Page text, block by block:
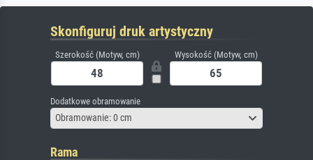
Skonfiguruj druk artystyczny
Szerokość (Motyw, cm) Wysokość (Motyw, cm)
Dodatkowe obramowanie
Obramowanie: 0 cm
Rama